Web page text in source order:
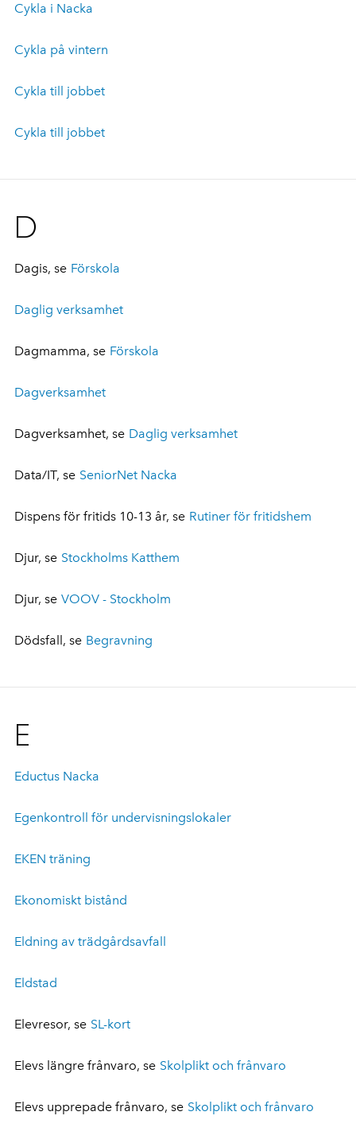
Cykla i Nacka
Cykla på vintern
Cykla till jobbet
Cykla till jobbet
D
Dagis, se Förskola
Daglig verksamhet
Dagmamma, se Förskola
Dagverksamhet
Dagverksamhet, se Daglig verksamhet
Data/IT, se SeniorNet Nacka
Dispens för fritids 10-13 år, se Rutiner för fritidshem
Djur, se Stockholms Katthem
Djur, se VOOV - Stockholm
Dödsfall, se Begravning
E
Eductus Nacka
Egenkontroll för undervisningslokaler
EKEN träning
Ekonomiskt bistånd
Eldning av trädgårdsavfall
Eldstad
Elevresor, se SL-kort
Elevs längre frånvaro, se Skolplikt och frånvaro
Elevs upprepade frånvaro, se Skolplikt och frånvaro